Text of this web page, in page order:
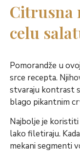
Citrusna
celu
Pomorandže u
srce recepta.
stvaraju kontrast
blago pikantnim
Najbolje je
lako filetiraju.
mekani segmenti